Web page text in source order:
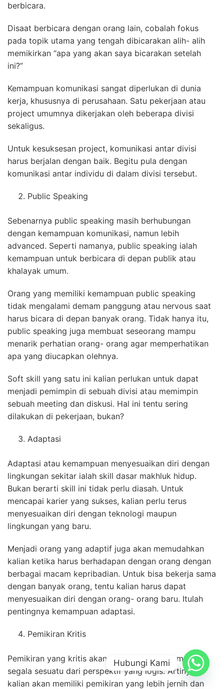
berbicara.
Disaat berbicara dengan orang lain, cobalah fokus
pada topik utama yang tengah dibicarakan alih- alih
memikirkan “apa yang akan saya bicarakan setelah
ini?”
Kemampuan komunikasi sangat diperlukan di dunia
kerja, khususnya di perusahaan. Satu pekerjaan atau
project umumnya dikerjakan oleh beberapa divisi
sekaligus.
Untuk kesuksesan project, komunikasi antar divisi
harus berjalan dengan baik. Begitu pula dengan
komunikasi antar individu di dalam divisi tersebut.
Public Speaking
Sebenarnya public speaking masih berhubungan
dengan kemampuan komunikasi, namun lebih
advanced. Seperti namanya, public speaking ialah
kemampuan untuk berbicara di depan publik atau
khalayak umum.
Orang yang memiliki kemampuan public speaking
tidak mengalami demam panggung atau nervous saat
harus bicara di depan banyak orang. Tidak hanya itu,
public speaking juga membuat seseorang mampu
menarik perhatian orang- orang agar memperhatikan
apa yang diucapkan olehnya.
Soft skill yang satu ini kalian perlukan untuk dapat
menjadi pemimpin di sebuah divisi atau memimpin
sebuah meeting dan diskusi. Hal ini tentu sering
dilakukan di pekerjaan, bukan?
Adaptasi
Adaptasi atau kemampuan menyesuaikan diri dengan
lingkungan sekitar ialah skill dasar makhluk hidup.
Bukan berarti skill ini tidak perlu diasah. Untuk
mencapai karier yang sukses, kalian perlu terus
menyesuaikan diri dengan teknologi maupun
lingkungan yang baru.
Menjadi orang yang adaptif juga akan memudahkan
kalian ketika harus berhadapan dengan orang dengan
berbagai macam kepribadian. Untuk bisa bekerja sama
dengan banyak orang, tentu kalian harus dapat
menyesuaikan diri dengan orang- orang baru. Itulah
pentingnya kemampuan adaptasi.
Pemikiran Kritis
Pemikiran yang kritis akan membantu kalian melihat
segala sesuatu dari perspektif yang logis. Artinya,
kalian akan memiliki pemikiran yang lebih jernih dan
Hubungi Kami